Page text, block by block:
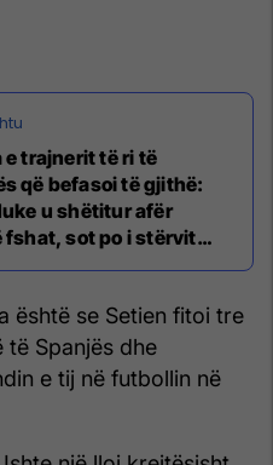
e trajnerit të ri të
që befasoi të gjithë:
u shëtitur afër
fshat, sot po i stërvit
është se Setien fitoi tre
të Spanjës dhe
e tij në futbollin në